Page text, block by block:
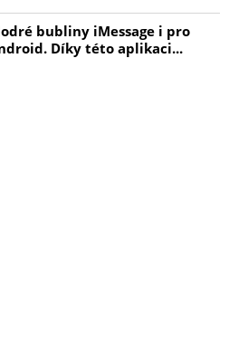
bubliny iMessage i pro
Díky této aplikaci...